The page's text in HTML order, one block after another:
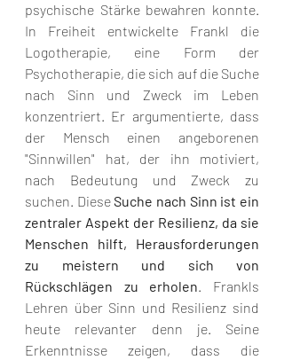
psychische Stärke bewahren konnte.
In Freiheit entwickelte Frankl die
Logotherapie, eine Form der
Psychotherapie, die sich auf die Suche
nach Sinn und Zweck im Leben
konzentriert. Er argumentierte, dass
der Mensch einen angeborenen
"Sinnwillen" hat, der ihn motiviert,
nach Bedeutung und Zweck zu
suchen. Diese Suche nach Sinn ist ein
zentraler Aspekt der Resilienz, da sie
Menschen hilft, Herausforderungen
zu meistern und sich von
Rückschlägen zu erholen. Frankls
Lehren über Sinn und Resilienz sind
heute relevanter denn je. Seine
Erkenntnisse zeigen, dass die